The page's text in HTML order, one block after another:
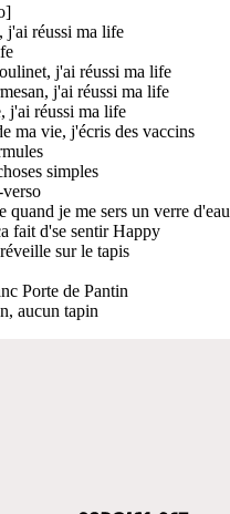
j'ai réussi ma life
j'ai réussi ma life
j'ai réussi ma life
j'ai réussi ma life
ma vie, j'écris des vaccins
simples
quand je me sers un verre d'eau
fait d'se sentir Happy
sur le tapis
Porte de Pantin
aucun tapin